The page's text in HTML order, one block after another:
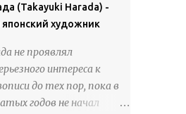
набор "Рыцари
в шкатулке из
18 век....
восприниматься как
свойство чаще всего
снега.
значительное
может
в одной плоскости,
(Takayuki Harada) -
художник
не проявлял
интереса к
до тех пор, пока в
годов не начал